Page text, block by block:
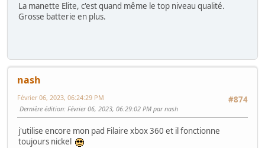
La manette Elite, c'est quand même le top niveau qualité.
Grosse batterie en plus.
nash
#874
Février 06, 2023, 06:24:29 PM
Dernière édition: Février 06, 2023, 06:29:02 PM par nash
j'utilise encore mon pad Filaire xbox 360 et il fonctionne
toujours nickel